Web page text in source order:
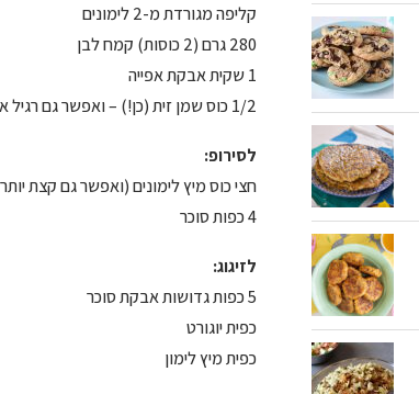
קליפה מגורדת מ-2 לימונים
280 גרם (2 כוסות) קמח לבן
1 שקית אבקת אפייה
1/2 כוס שמן זית (כן!) – ואפשר גם רגיל אבל זית מושלם פה
לסירופ:
חצי כוס מיץ לימונים (ואפשר גם קצת
4 כפות סוכר
לזיגוג:
5 כפות גדושות אבקת סוכר
כפית יוגורט
כפית מיץ לימון